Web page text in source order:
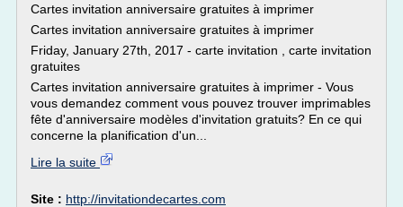
Cartes invitation anniversaire gratuites à imprimer
Cartes invitation anniversaire gratuites à imprimer
Friday, January 27th, 2017 - carte invitation , carte invitation
gratuites
Cartes invitation anniversaire gratuites à imprimer - Vous
vous demandez comment vous pouvez trouver imprimables
fête d'anniversaire modèles d'invitation gratuits? En ce qui
concerne la planification d'un...
Lire la suite
Site : http://invitationdecartes.com